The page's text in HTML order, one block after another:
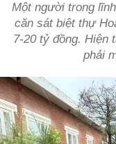
Một người trong
căn sát biệt thự
7-20 tỷ đồng. Hiện
phải